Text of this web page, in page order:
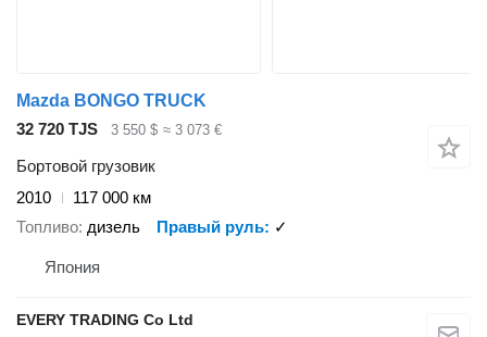
Mazda BONGO TRUCK
32 720 TJS
3 550 $ ≈ 3 073 €
Бортовой грузовик
2010
117 000 км
Топливо дизель Правый руль ✓
Япония
EVERY TRADING Co Ltd